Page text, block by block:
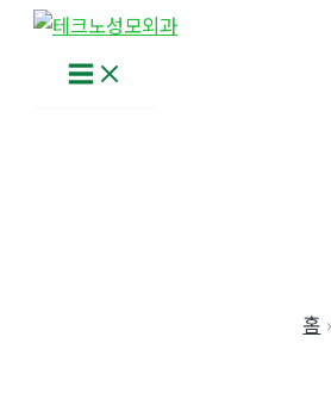
Main
Menu
홈